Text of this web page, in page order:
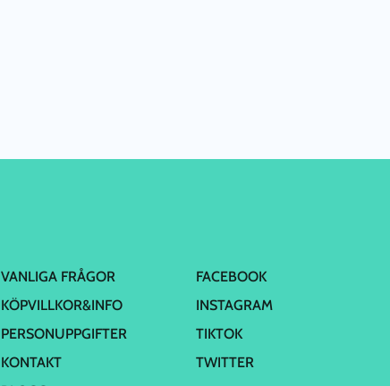
VANLIGA FRÅGOR
KÖPVILLKOR&INFO
PERSONUPPGIFTER
KONTAKT
FACEBOOK
INSTAGRAM
TIKTOK
TWITTER